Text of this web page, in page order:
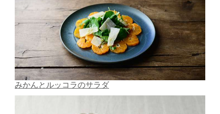
みかんとルッコラのサラダ